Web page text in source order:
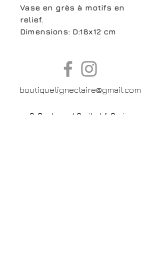
Vase en grès à motifs en
relief.
Dimensions: D:18x12 cm
boutiqueligneclaire@gmail.com
6, Boulevard Garibaldi, Paris